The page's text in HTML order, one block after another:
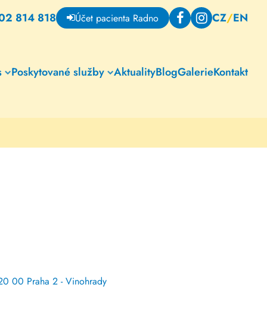
814 818 Účet pacienta Radno CZ/EN
Poskytované služby AktualityBlogGalerieKontakt
00 Praha 2 - Vinohrady